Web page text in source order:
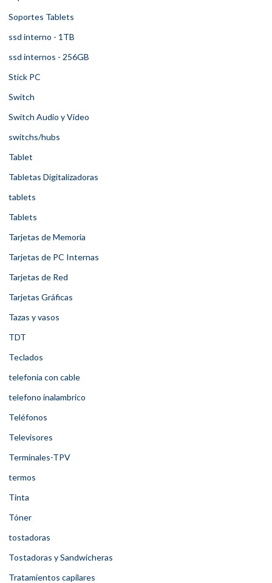
Soportes Tablets
ssd interno - 1TB
ssd internos - 256GB
Stick PC
Switch
Switch Audio y Video
switchs/hubs
Tablet
Tabletas Digitalizadoras
tablets
Tablets
Tarjetas de Memoria
Tarjetas de PC Internas
Tarjetas de Red
Tarjetas Gráficas
Tazas y vasos
TDT
Teclados
telefonia con cable
telefono inalambrico
Teléfonos
Televisores
Terminales-TPV
termos
Tinta
Tóner
tostadoras
Tostadoras y Sandwicheras
Tratamientos capilares